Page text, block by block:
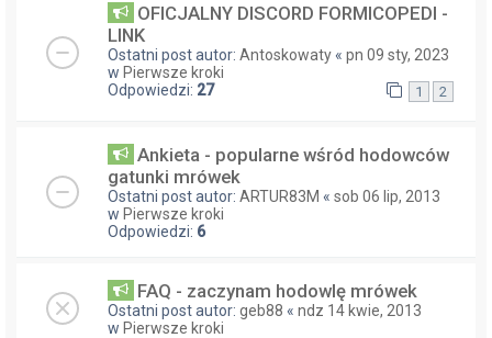
OFICJALNY DISCORD FORMICOPEDI -
LINK
Ostatni post autor: Antoskowaty « pn 09 sty, 2023
w Pierwsze kroki
Odpowiedzi: 27 1 2
Ankieta - popularne wśród hodowców
gatunki mrówek
Ostatni post autor: ARTUR83M « sob 06 lip, 2013
w Pierwsze kroki
Odpowiedzi: 6
FAQ - zaczynam hodowlę mrówek
Ostatni post autor: geb88 « ndz 14 kwie, 2013
w Pierwsze kroki